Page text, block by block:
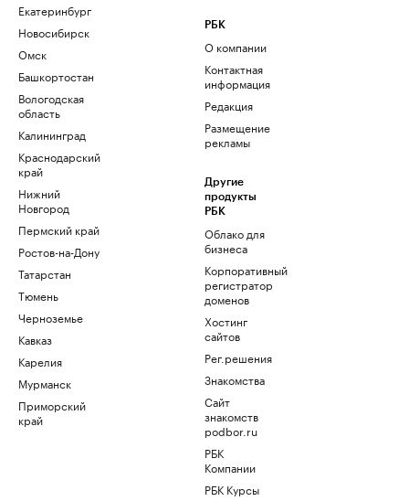
Екатеринбург
Новосибирск
Омск
Башкортостан
Вологодская
область
Калининград
Краснодарский
край
Нижний
Новгород
Пермский край
Ростов-на-Дону
Татарстан
Тюмень
Черноземье
Кавказ
Карелия
Мурманск
Приморский
край
РБК
О компании
Контактная
информация
Редакция
Размещение
рекламы
Другие
продукты
РБК
Облако для
бизнеса
Корпоративный
регистратор
доменов
Хостинг
сайтов
Рег.решения
Знакомства
Сайт
знакомств
podbor.ru
РБК
Компании
РБК Курсы